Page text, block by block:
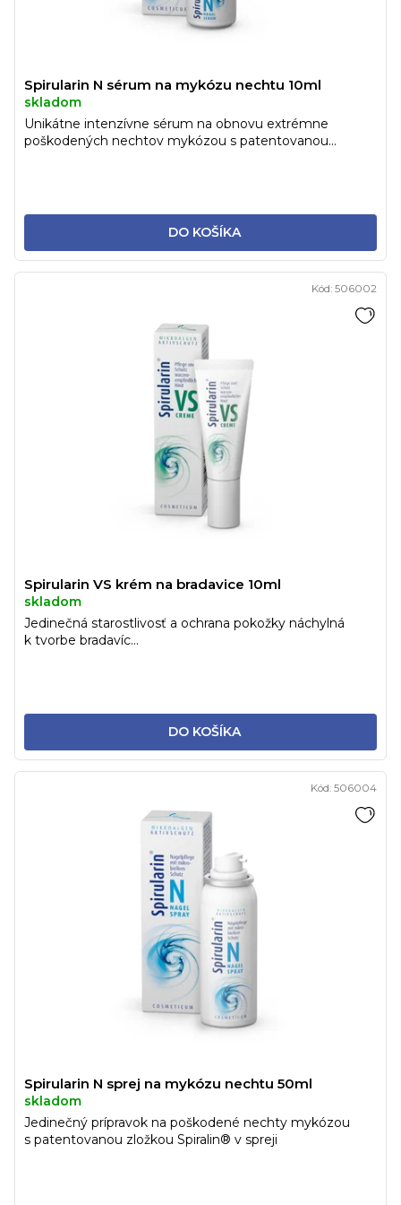
Spirularin N sérum na mykózu nechtu 10ml
skladom
DO KOŠÍKA
Unikátne intenzívne sérum na obnovu extrémne
poškodených nechtov mykózou s patentovanou...
Spirularin VS krém na bradavice 10ml
skladom
DO KOŠÍKA
Jedinečná starostlivosť a ochrana pokožky náchylná
k tvorbe bradavíc...
Kód: 506002
Spirularin N sprej na mykózu nechtu 50ml
skladom
Jedinečný prípravok na poškodené nechty mykózou
s patentovanou zložkou Spiralin® v spreji
Kód: 506004